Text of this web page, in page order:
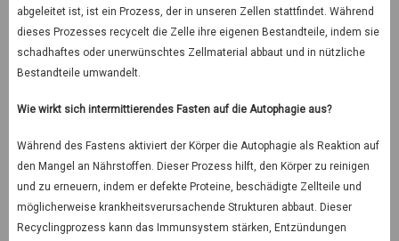
abgeleitet ist, ist ein Prozess, der in unseren Zellen stattfindet. Während
dieses Prozesses recycelt die Zelle ihre eigenen Bestandteile, indem sie
schadhaftes oder unerwünschtes Zellmaterial abbaut und in nützliche
Bestandteile umwandelt.
Wie wirkt sich intermittierendes Fasten auf die Autophagie aus?
Während des Fastens aktiviert der Körper die Autophagie als Reaktion auf
den Mangel an Nährstoffen. Dieser Prozess hilft, den Körper zu reinigen
und zu erneuern, indem er defekte Proteine, beschädigte Zellteile und
möglicherweise krankheitsverursachende Strukturen abbaut. Dieser
Recyclingprozess kann das Immunsystem stärken, Entzündungen